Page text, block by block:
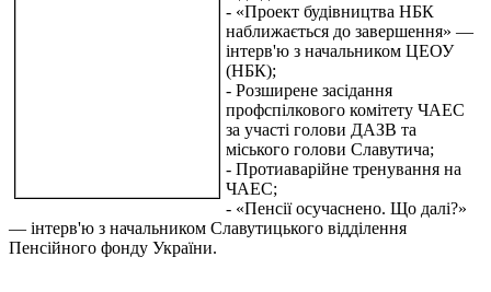
- «Проект будівництва НБК
наближається до завершення» —
інтерв'ю з начальником ЦЕОУ
(НБК);
- Розширене засідання
профспілкового комітету ЧАЕС
за участі голови ДАЗВ та
міського голови Славутича;
- Протиаварійне тренування на
ЧАЕС;
- «Пенсії осучаснено. Що далі?»
— інтерв'ю з начальником Славутицького відділення
Пенсійного фонду України.